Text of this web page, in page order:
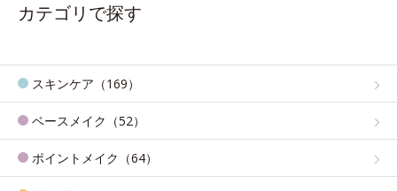
カテゴリで探す
スキンケア（169）
ベースメイク（52）
ポイントメイク（64）